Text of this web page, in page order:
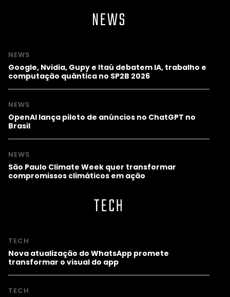
NEWS
NEWS
Google, Nvidia, Gupy e Itaú debatem IA, trabalho e
computação quântica no SP2B 2026
NEWS
OpenAI lança piloto de anúncios no ChatGPT no
Brasil
NEWS
São Paulo Climate Week quer transformar
compromissos climáticos em ação
TECH
TECH
Nova atualização do WhatsApp promete
transformar o visual do app
TECH